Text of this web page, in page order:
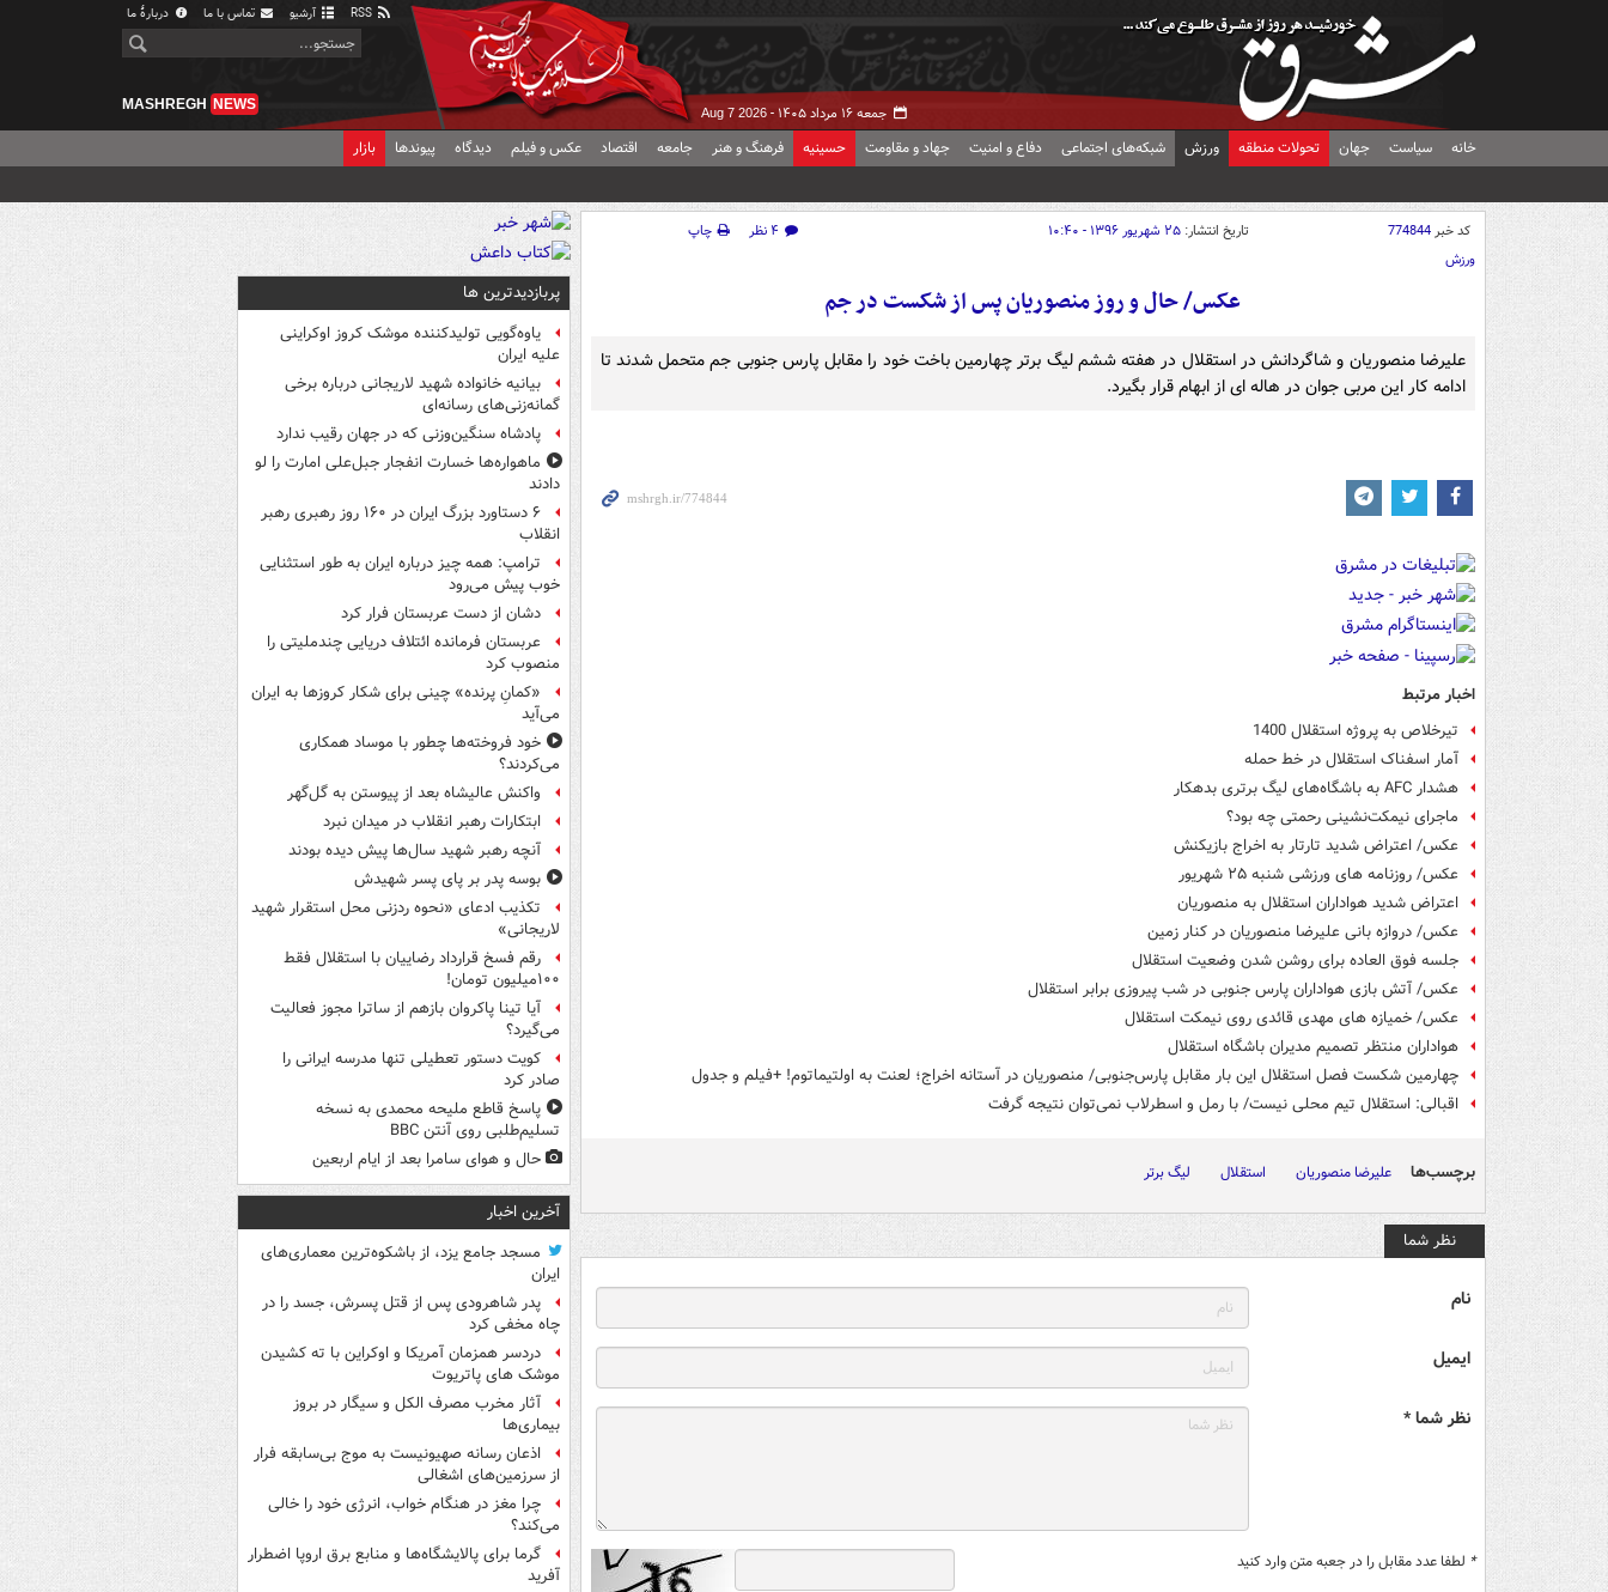
آرشیو تماس با ما دربارهٔ ما
جمعه ۱۶ مرداد ۱۴۰۵ - Aug 7 2026
MASHREGH NEWS
خانه سیاست جهان تحولات منطقه ورزش شبکه‌های اجتماعی دفاع و امنیت جهاد و مقاومت حسینیه فرهنگ و هنر جامعه اقتصاد عکس و فیلم دیدگاه پیوندها بازار
کد خبر774844 تاریخ انتشار: ۲۵ شهریور ۱۳۹۶ - ۱۰:۴۰ ۴ نظر
چاپ
ورزش
عکس/ حال و روز منصوریان پس از شکست در جم
علیرضا منصوریان و شاگردانش در استقلال در هفته ششم لیگ برتر چهارمین باخت خود را مقابل پارس جنوبی جم متحمل شدند تا
ادامه کار این مربی جوان در هاله ای از ابهام قرار بگیرد.
اخبار مرتبط
تیرخلاص به پروژه استقلال 1400
آمار اسفناک استقلال در خط حمله
هشدار AFC به باشگاه‌های لیگ برتری بدهکار
ماجرای نیمکت‌نشینی رحمتی چه بود؟
عکس/ اعتراض شدید تارتار به اخراج بازیکنش
عکس/ روزنامه های ورزشی شنبه ۲۵ شهریور
اعتراض شدید هواداران استقلال به منصوریان
عکس/ دروازه بانی علیرضا منصوریان در کنار زمین
جلسه فوق العاده برای روشن شدن وضعیت استقلال
عکس/ آتش بازی هواداران پارس جنوبی در شب پیروزی برابر استقلال
عکس/ خمیازه های مهدی قائدی روی نیمکت استقلال
هواداران منتظر تصمیم مدیران باشگاه استقلال
چهارمین شکست فصل استقلال این بار مقابل پارس‌جنوبی/ منصوریان در آستانه اخراج؛ لعنت به اولتیماتوم! +فیلم و جدول
اقبالی: استقلال تیم محلی نیست/ با رمل و اسطرلاب نمی‌توان نتیجه گرفت
برچسب‌ها علیرضا منصوریان استقلال لیگ برتر
نظر شما
نام
ایمیل
نظر شما *
* لطفا عدد مقابل را در جعبه متن وارد کنید
پربازدیدترین ها
یاوه‌گویی تولیدکننده موشک کروز اوکراینی
علیه ایران
بیانیه خانواده شهید لاریجانی درباره برخی
گمانه‌زنی‌های رسانه‌ای
پادشاه سنگین‌وزنی که در جهان رقیب ندارد
ماهواره‌ها خسارت انفجار جبل‌علی امارت را لو
دادند
۶ دستاورد بزرگ ایران در ۱۶۰ روز رهبری رهبر
انقلاب
ترامپ: همه چیز درباره ایران به طور استثنایی
خوب پیش می‌رود
دشان از دست عربستان فرار کرد
عربستان فرمانده ائتلاف دریایی چندملیتی را
منصوب کرد
«کمانِ پرنده» چینی برای شکار کروزها به ایران
می‌آید
خود فروخته‌ها چطور با موساد همکاری
می‌کردند؟
واکنش عالیشاه بعد از پیوستن به گل‌گهر
ابتکارات رهبر انقلاب در میدان نبرد
آنچه رهبر شهید سال‌ها پیش دیده بودند
بوسه‌ پدر بر پای پسر شهیدش
تکذیب ادعای «نحوه ردزنی محل استقرار شهید
لاریجانی»
رقم فسخ قرارداد رضاییان با استقلال فقط
۱۰۰میلیون تومان!
آیا تینا پاکروان بازهم از ساترا مجوز فعالیت
می‌گیرد؟
کویت دستور تعطیلی تنها مدرسه ایرانی را
صادر کرد
پاسخ قاطع ملیحه محمدی به نسخه
تسلیم‌طلبی روی آنتن BBC
حال و هوای سامرا بعد از ایام اربعین
آخرین اخبار
مسجد جامع یزد، از باشکوه‌ترین معماری‌های
ایران
پدر شاهرودی پس از قتل پسرش، جسد را در
چاه مخفی کرد
دردسر همزمان آمریکا و اوکراین با ته کشیدن
موشک های پاتریوت
آثار مخرب مصرف الکل و سیگار در بروز
بیماری‌ها
اذعان رسانه صهیونیست به موج بی‌سابقه فرار
از سرزمین‌های اشغالی
چرا مغز در هنگام خواب، انرژی خود را خالی
می‌کند؟
گرما برای پالایشگاه‌ها و منابع برق اروپا اضطرار
آفرید